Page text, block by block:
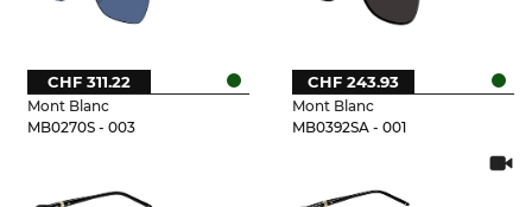
Mont Blanc
MB0270S - 003
CHF 311.22
Mont Blanc
MB0392SA - 001
CHF 243.93